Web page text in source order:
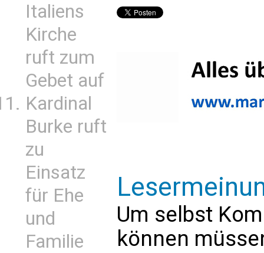
Italiens
Kirche
ruft zum
Gebet auf
Kardinal
Burke ruft
zu
Einsatz
für Ehe
und
Familie
Um selbst
können